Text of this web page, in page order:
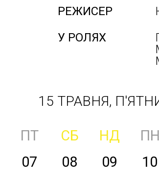
РЕЖИСЕР
У РОЛЯХ
15 ТРАВНЯ,
ПТ СБ НД ПН
07 08 09 10